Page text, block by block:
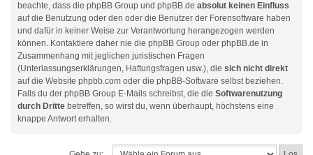
beachte, dass die phpBB Group und phpBB.de absolut keinen Einfluss
auf die Benutzung oder den oder die Benutzer der Forensoftware haben
und dafür in keiner Weise zur Verantwortung herangezogen werden
können. Kontaktiere daher nie die phpBB Group oder phpBB.de in
Zusammenhang mit jeglichen juristischen Fragen
(Unterlassungserklärungen, Haftungsfragen usw.), die sich nicht direkt
auf die Website phpbb.com oder die phpBB-Software selbst beziehen.
Falls du der phpBB Group E-Mails schreibst, die die Softwarenutzung
durch Dritte betreffen, so wirst du, wenn überhaupt, höchstens eine
knappe Antwort erhalten.